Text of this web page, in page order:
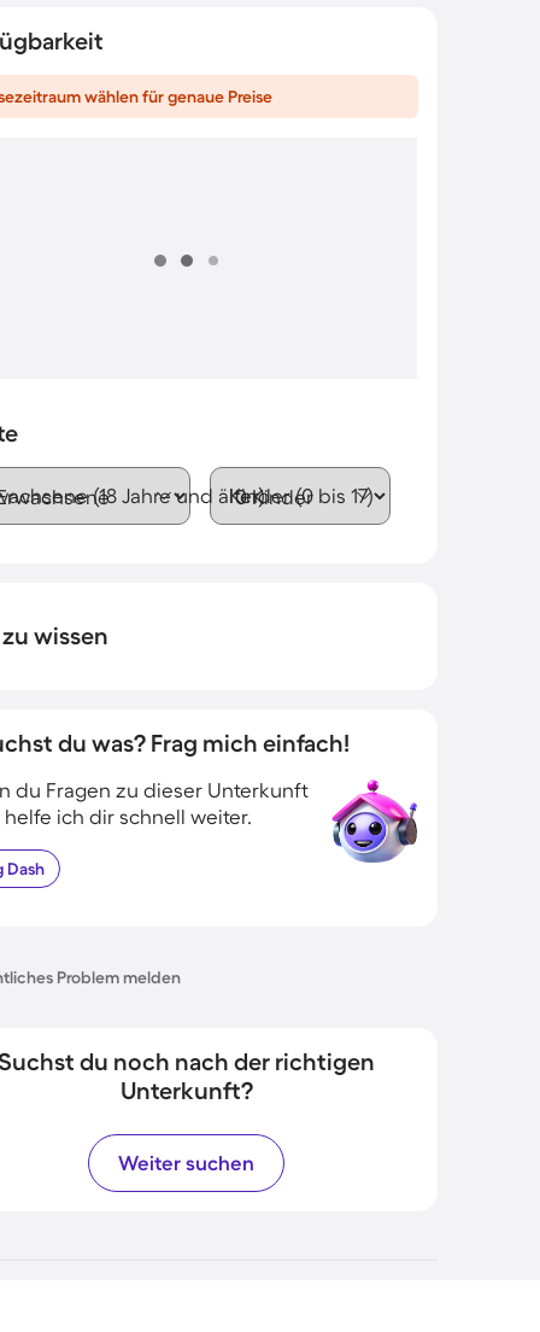
wählen für genaue Preise
(18 Jahre und älter)Kinder (0 bis 17)
wissen
du was? Frag mich einfach!
du Fragen zu dieser Unterkunft
helfe ich dir schnell weiter.
Dash
Problem melden
du noch nach der richtigen
Unterkunft?
Weiter suchen